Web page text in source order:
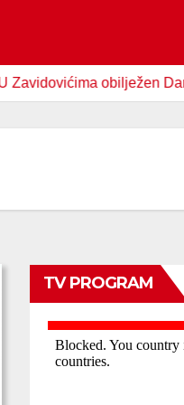
obilježen Dan sjećanja
TV PROGRAM